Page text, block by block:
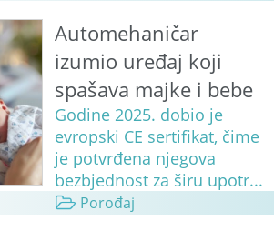
Automehaničar
izumio uređaj koji
spašava majke i bebe
Godine 2025. dobio je
evropski CE sertifikat, čime
je potvrđena njegova
bezbjednost za širu upotr...
Porođaj